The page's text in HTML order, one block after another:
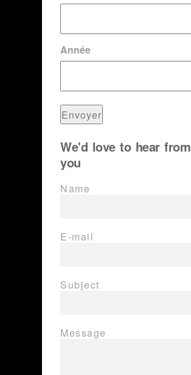
Année
We'd love to hear from
you
Name
E-mail
Subject
Message